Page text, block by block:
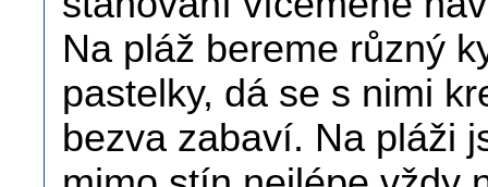
Na pláž bereme různý
pastelky, dá se s nimi
bezva zabaví. Na pláži